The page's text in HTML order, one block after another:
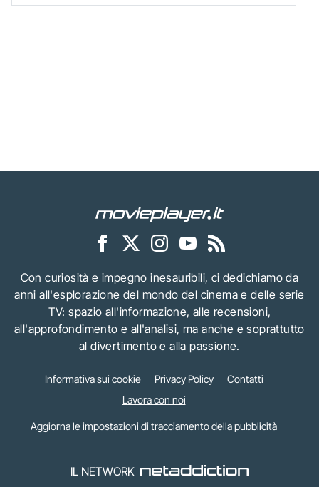
Con curiosità e impegno inesauribili, ci dedichiamo da
anni all'esplorazione del mondo del cinema e delle serie
TV: spazio all'informazione, alle recensioni,
all'approfondimento e all'analisi, ma anche e soprattutto
al divertimento e alla passione.
Informativa sui cookie Privacy Policy
Contatti
Lavora con noi
Aggiorna le impostazioni di tracciamento della pubblicità
IL NETWORK